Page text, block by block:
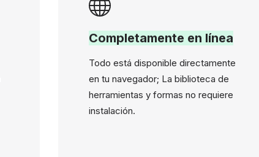
Completamente en línea
Todo está disponible directamente
en tu navegador; La biblioteca de
herramientas y formas no requiere
instalación.